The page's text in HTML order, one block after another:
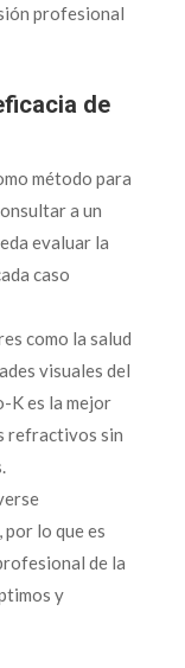
profesional
de
método para
a un
evaluar la
caso
como la salud
visuales del
K es la mejor
refractivos sin
lo que es
de la
y